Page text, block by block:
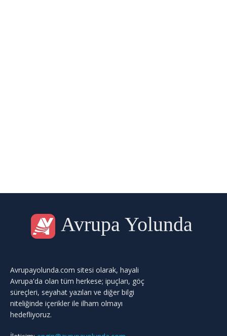
Avrupa Yolunda
Avrupayolunda.com sitesi olarak, hayali
Avrupa'da olan tüm herkese; ipuçları, göç
süreçleri, seyahat yazıları ve diğer bilgi
niteliğinde içerikler ile ilham olmayı
hedefliyoruz.